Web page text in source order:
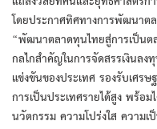
โดยประกาศทิศทางการพัฒนาต
“พัฒนาตลาดทุนไทยสู่การเป็น
กลไกสำคัญในการจัดสรรเงินล
แข่งขันของประเทศ รองรับเศร
การเป็นประเทศรายได้สูง พร้อ
นวัตกรรม ความโปร่งใส ความ